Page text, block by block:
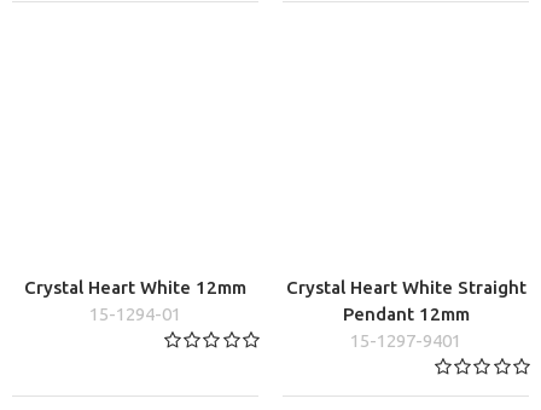
Crystal Heart White 12mm
15-1294-01
Crystal Heart White Straight
Pendant 12mm
15-1297-9401